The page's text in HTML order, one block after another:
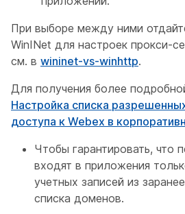
При выборе между ними
WinINet для настроек прокси-
см. в wininet-vs-winhttp.
Для получения более
Настройка списка
доступа к Webex в
Чтобы гарантировать, что
входят в приложения
учетных записей из
списка доменов.